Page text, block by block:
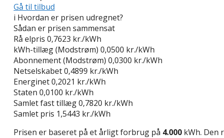
Gå til tilbud
i Hvordan er prisen udregnet?
Sådan er prisen sammensat
Rå elpris 0,7623 kr./kWh
kWh-tillæg (Modstrøm) 0,0500 kr./kWh
Abonnement (Modstrøm) 0,0300 kr./kWh
Netselskabet0,4899 kr./kWh
Energinet0,2021 kr./kWh
Staten 0,0100 kr./kWh
Samlet fast tillæg0,7820 kr./kWh
Samlet pris 1,5443 kr./kWh
Prisen er baseret på et årligt forbrug på 4.000 kWh. Den